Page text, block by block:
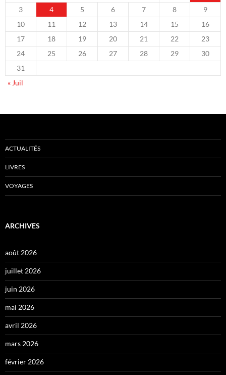
3
4 5 6 7 8
9
10
11 12 13 14 15
16
17
18 19 20 21 22
23
24
25 26 27 28 29
30
31
« Juil
ACTUALITÉS
LIVRES
VOYAGES
ARCHIVES
août 2026
juillet 2026
juin 2026
mai 2026
avril 2026
mars 2026
février 2026